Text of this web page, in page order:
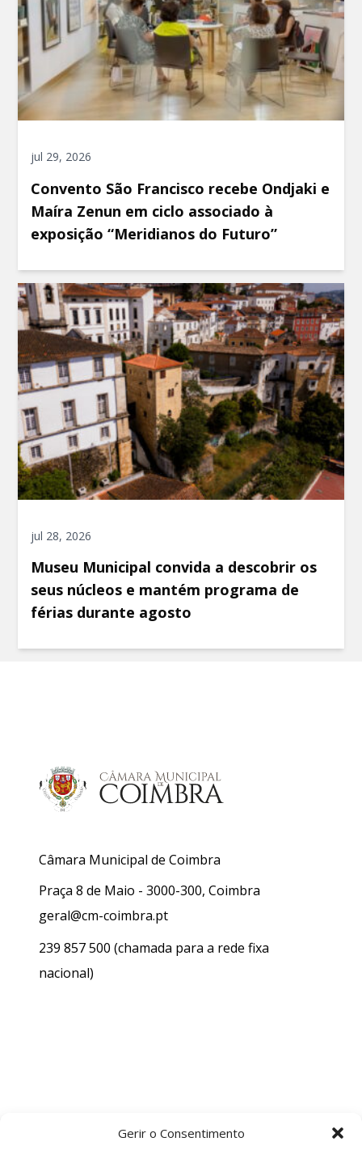
Gerir o Consentimento
jul 29, 2026
Convento São Francisco recebe Ondjaki e
Maíra Zenun em ciclo associado à
exposição “Meridianos do Futuro”
jul 28, 2026
Museu Municipal convida a descobrir os
seus núcleos e mantém programa de
férias durante agosto
Câmara Municipal de Coimbra
Praça 8 de Maio - 3000-300, Coimbra
geral@cm-coimbra.pt
239 857 500 (chamada para a rede fixa
nacional)